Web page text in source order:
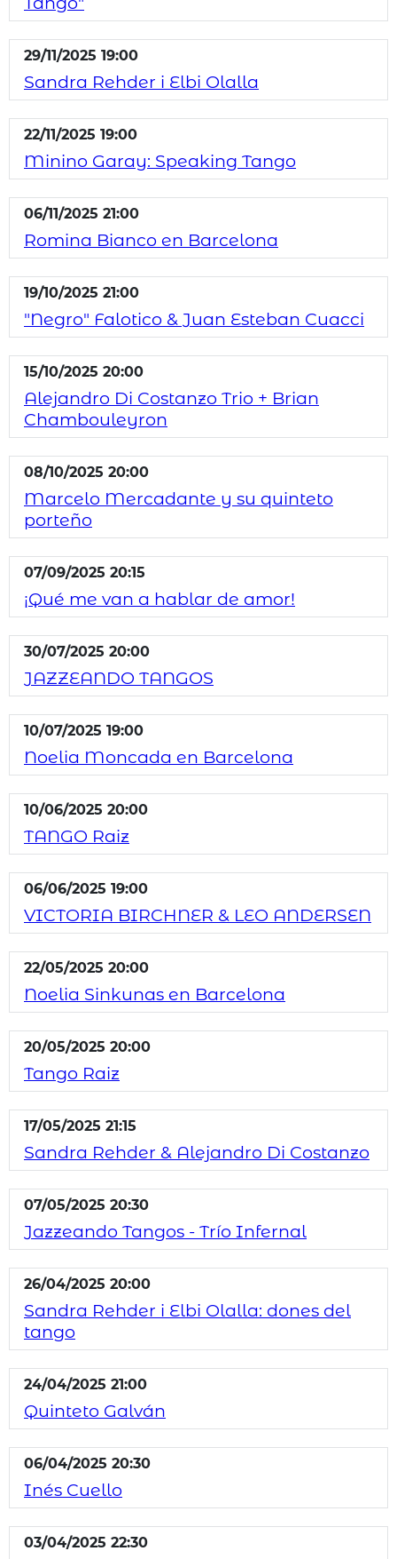
29/11/2025 19:00
Sandra Rehder i Elbi Olalla
22/11/2025 19:00
Minino Garay: Speaking Tango
06/11/2025 21:00
Romina Bianco en Barcelona
19/10/2025 21:00
"Negro" Falotico & Juan Esteban Cuacci
15/10/2025 20:00
Alejandro Di Costanzo Trio + Brian
Chambouleyron
08/10/2025 20:00
Marcelo Mercadante y su quinteto
porteño
07/09/2025 20:15
¡Qué me van a hablar de amor!
30/07/2025 20:00
JAZZEANDO TANGOS
10/07/2025 19:00
Noelia Moncada en Barcelona
10/06/2025 20:00
TANGO Raiz
06/06/2025 19:00
VICTORIA BIRCHNER & LEO ANDERSEN
22/05/2025 20:00
Noelia Sinkunas en Barcelona
20/05/2025 20:00
Tango Raiz
17/05/2025 21:15
Sandra Rehder & Alejandro Di Costanzo
07/05/2025 20:30
Jazzeando Tangos - Trío Infernal
26/04/2025 20:00
Sandra Rehder i Elbi Olalla: dones del
tango
24/04/2025 21:00
Quinteto Galván
06/04/2025 20:30
Inés Cuello
03/04/2025 22:30